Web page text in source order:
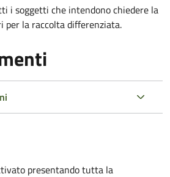
i soggetti che intendono chiedere la
la raccolta differenziata.
presentando tutta la